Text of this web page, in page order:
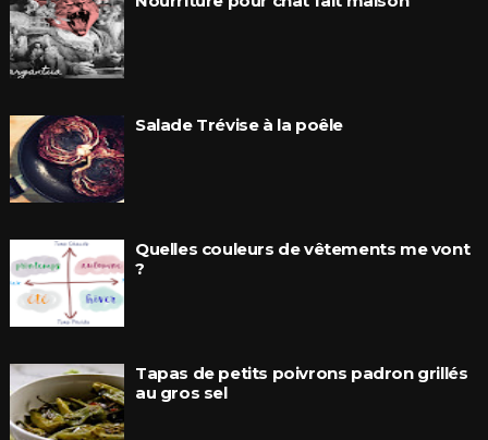
Salade Trévise à la poêle
Quelles couleurs de vêtements me vont
?
Tapas de petits poivrons padron grillés
au gros sel